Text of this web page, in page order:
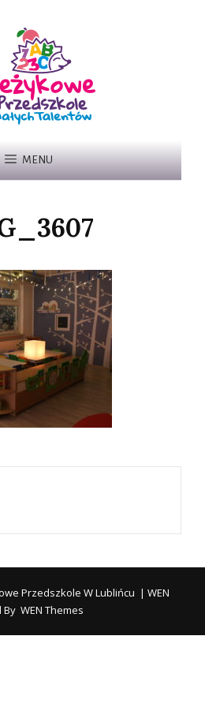
MENU
Przedszkole W Lublińcu | WEN
By WEN Themes